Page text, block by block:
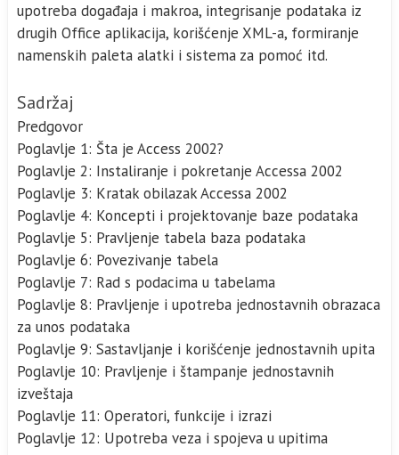
upotreba događaja i makroa, integrisanje podataka iz
drugih Office aplikacija, korišćenje XML-a, formiranje
namenskih paleta alatki i sistema za pomoć itd.
Sadržaj
Predgovor
Poglavlje 1: Šta je Access 2002?
Poglavlje 2: Instaliranje i pokretanje Accessa 2002
Poglavlje 3: Kratak obilazak Accessa 2002
Poglavlje 4: Koncepti i projektovanje baze podataka
Poglavlje 5: Pravljenje tabela baza podataka
Poglavlje 6: Povezivanje tabela
Poglavlje 7: Rad s podacima u tabelama
Poglavlje 8: Pravljenje i upotreba jednostavnih obrazaca
za unos podataka
Poglavlje 9: Sastavljanje i korišćenje jednostavnih upita
Poglavlje 10: Pravljenje i štampanje jednostavnih
izveštaja
Poglavlje 11: Operatori, funkcije i izrazi
Poglavlje 12: Upotreba veza i spojeva u upitima